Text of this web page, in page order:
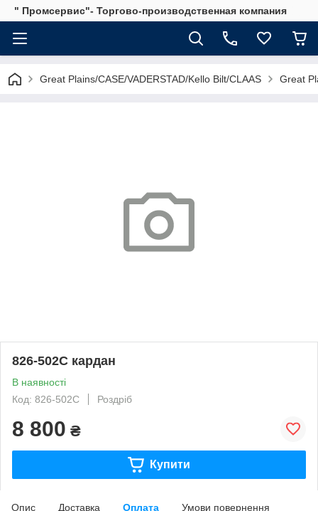
" Промсервис"- Торгово-производственная компания
Great Plains/CASE/VADERSTAD/Kello Bilt/CLAAS Great
826-502C кардан
В наявності
Код: 826-502C
Роздріб
8 800 ₴
Купити
Опис Доставка Оплата Умови повернення